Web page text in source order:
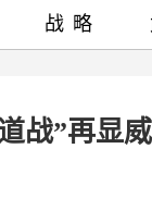
战”再显威
战略